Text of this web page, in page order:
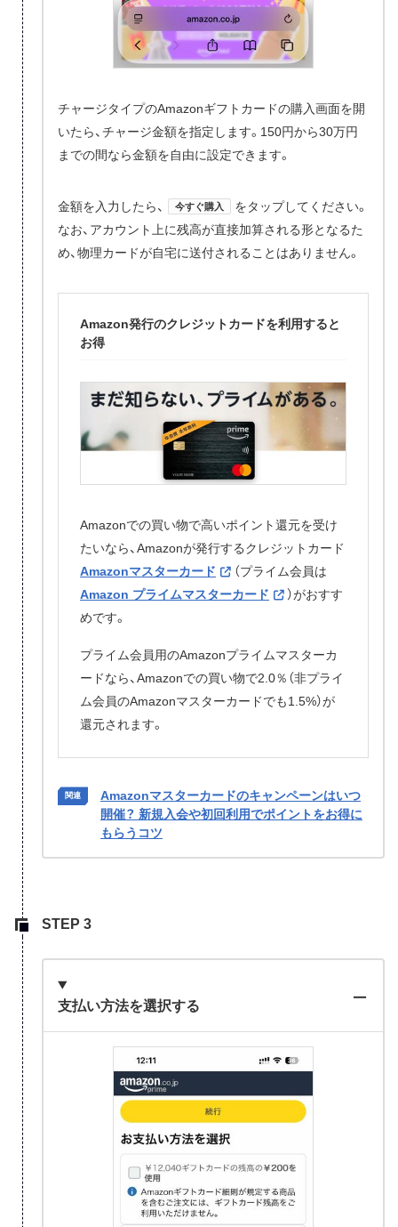
チャージタイプのAmazonギフトカードの購入画面を開
いたら、チャージ金額を指定します。150円から30万円
までの間なら金額を自由に設定できます。
金額を入力したら、 今すぐ購入
をタップしてください。
なお、アカウント上に残高が直接加算される形となるた
め、物理カードが自宅に送付されることはありません。
Amazon発行のクレジットカードを利用すると
お得
Amazonでの買い物で高いポイント還元を受け
たいなら、Amazonが発行するクレジットカード
Amazonマスターカード
（プライム会員は
Amazon プライムマスターカード
）がおすす
めです。
プライム会員用のAmazonプライムマスターカ
ードなら、Amazonでの買い物で2.0％（非プライ
ム会員のAmazonマスターカードでも1.5%）が
還元されます。
Amazonマスターカードのキャンペーンはいつ
開催？ 新規入会や初回利用でポイントをお得に
もらうコツ
支払い方法を選択する